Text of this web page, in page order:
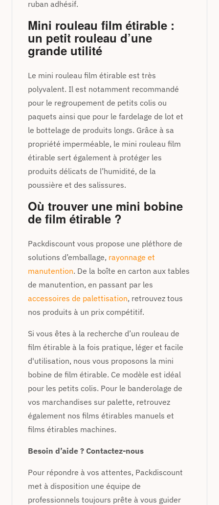
ruban adhésif.
Mini rouleau film étirable :
un petit rouleau d’une
grande utilité
Le mini rouleau film étirable est très
polyvalent. Il est notamment recommandé
pour le regroupement de petits colis ou
paquets ainsi que pour le fardelage de lot et
le bottelage de produits longs. Grâce à sa
propriété imperméable, le mini rouleau film
étirable sert également à protéger les
produits délicats de l’humidité, de la
poussière et des salissures.
Où trouver une mini bobine
de film étirable ?
Packdiscount vous propose une pléthore de
solutions d’emballage, rayonnage et
manutention. De la boîte en carton aux tables
de manutention, en passant par les
accessoires de palettisation, retrouvez tous
nos produits à un prix compétitif.
Si vous êtes à la recherche d’un rouleau de
film étirable à la fois pratique, léger et facile
d'utilisation, nous vous proposons la mini
bobine de film étirable. Ce modèle est idéal
pour les petits colis. Pour le banderolage de
vos marchandises sur palette, retrouvez
également nos films étirables manuels et
films étirables machines.
Besoin d’aide ? Contactez-nous
Pour répondre à vos attentes, Packdiscount
met à disposition une équipe de
professionnels toujours prête à vous guider